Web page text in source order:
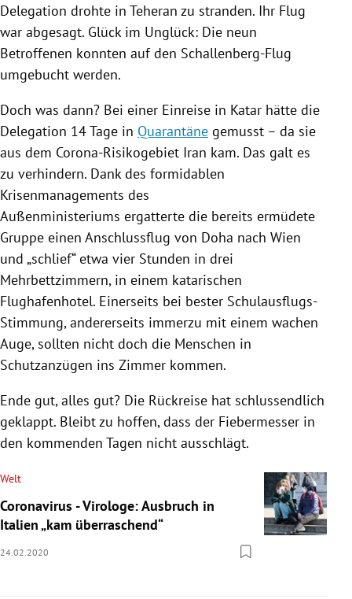
Delegation drohte in Teheran zu stranden. Ihr Flug
war abgesagt. Glück im Unglück: Die neun
Betroffenen konnten auf den Schallenberg-Flug
umgebucht werden.
Doch was dann? Bei einer Einreise in Katar hätte die
Delegation 14 Tage in Quarantäne gemusst – da sie
aus dem Corona-Risikogebiet Iran kam. Das galt es
zu verhindern. Dank des formidablen
Krisenmanagements des
Außenministeriums ergatterte die bereits ermüdete
Gruppe einen Anschlussflug von Doha nach Wien
und „schlief“ etwa vier Stunden in drei
Mehrbettzimmern, in einem katarischen
Flughafenhotel. Einerseits bei bester Schulausflugs-
Stimmung, andererseits immerzu mit einem wachen
Auge, sollten nicht doch die Menschen in
Schutzanzügen ins Zimmer kommen.
Ende gut, alles gut? Die Rückreise hat schlussendlich
geklappt. Bleibt zu hoffen, dass der Fiebermesser in
den kommenden Tagen nicht ausschlägt.
Welt
Coronavirus - Virologe: Ausbruch in
Italien „kam überraschend“
24.02.2020